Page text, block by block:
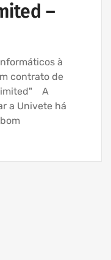
–
à
contrato de
A
a Univete há